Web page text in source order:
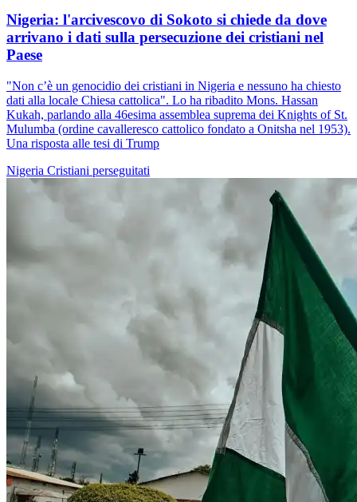
Nigeria: l'arcivescovo di Sokoto si chiede da dove
arrivano i dati sulla persecuzione dei cristiani nel
Paese
"Non c’è un genocidio dei cristiani in Nigeria e nessuno ha chiesto
dati alla locale Chiesa cattolica". Lo ha ribadito Mons. Hassan
Kukah, parlando alla 46esima assemblea suprema dei Knights of St.
Mulumba (ordine cavalleresco cattolico fondato a Onitsha nel 1953).
Una risposta alle tesi di Trump
Nigeria Cristiani perseguitati